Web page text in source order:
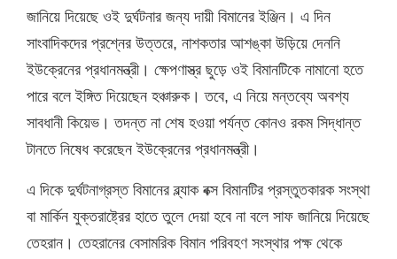
জানিয়ে দিয়েছে ওই দুর্ঘটনার জন্য দায়ী বিমানের ইঞ্জিন। এ দিন
সাংবাদিকদের প্রশ্নের উত্তরে, নাশকতার আশঙ্কা উড়িয়ে দেননি
ইউক্রেনের প্রধানমন্ত্রী। ক্ষেপণাস্ত্র ছুড়ে ওই বিমানটিকে নামানো হতে
পারে বলে ইঙ্গিত দিয়েছেন হঞ্চারুক। তবে, এ নিয়ে মন্তব্যে অবশ্য
সাবধানী কিয়েভ। তদন্ত না শেষ হওয়া পর্যন্ত কোনও রকম সিদ্ধান্ত
টানতে নিষেধ করেছেন ইউক্রেনের প্রধানমন্ত্রী।
এ দিকে দুর্ঘটনাগ্রস্ত বিমানের ব্ল্যাক বক্স বিমানটির প্রস্তুতকারক সংস্থা
বা মার্কিন যুক্তরাষ্ট্রের হাতে তুলে দেয়া হবে না বলে সাফ জানিয়ে দিয়েছে
তেহরান। তেহরানের বেসামরিক বিমান পরিবহণ সংস্থার পক্ষ থেকে